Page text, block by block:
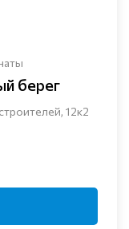
берег
12к2